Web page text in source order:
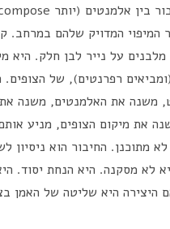
משולשים, 3 ריבועים ו-2 מלבנים על
רפרנטים), של
משנה את האלמנטים, משנה
את מיקום הצופים, מניע
מתוכנן. החיבור הוא ניסיון
לא מסקנה. היא הנחת יסוד.
היצירה היא שליטה של האמן